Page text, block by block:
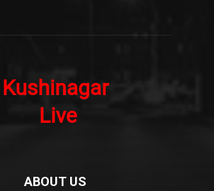
ABOUT US